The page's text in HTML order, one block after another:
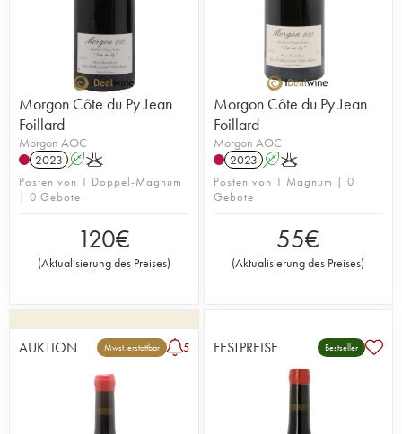
Morgon Côte du Py Jean
Foillard
Morgon AOC
2023 AK
Posten von 1 Doppel-Magnum
| 0 Gebote
120€
(Aktualisierung des Preises)
Morgon Côte du Py Jean
Foillard
Morgon AOC
2023 AK
Posten von 1 Magnum | 0
Gebote
55€
(Aktualisierung des Preises)
AUKTION Mwst. erstattbar 5 FESTPREISE Bestseller